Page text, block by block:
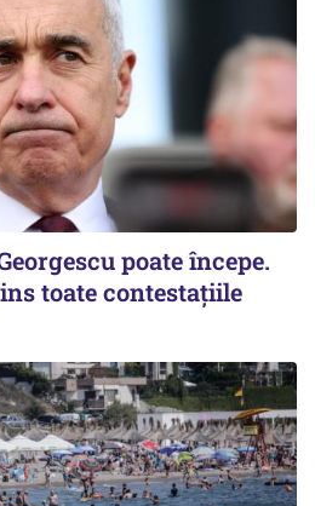
poate începe.
toate contestațiile